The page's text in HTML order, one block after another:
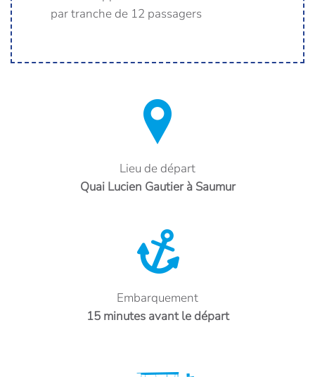
par tranche de 12 passagers
Lieu de départ
Quai Lucien Gautier à Saumur
Embarquement
15 minutes avant le départ